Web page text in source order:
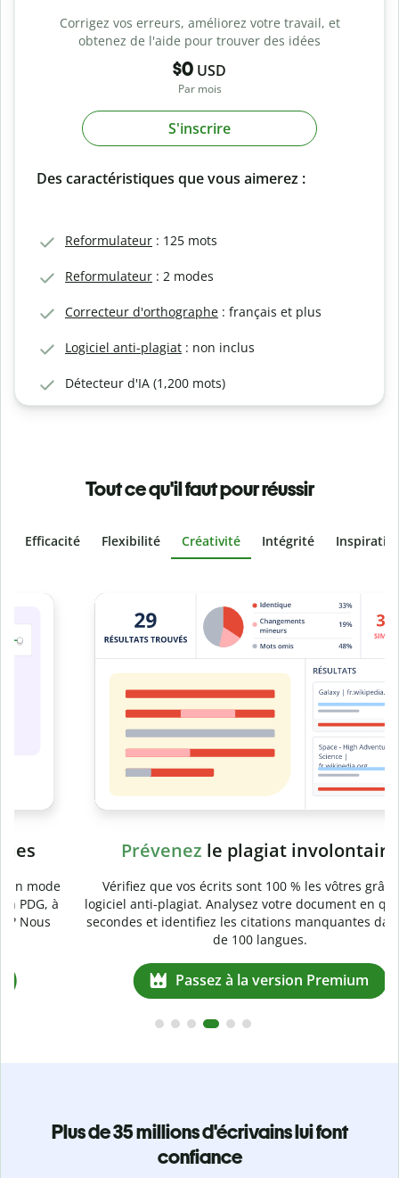
Corrigez vos erreurs, améliorez votre travail, et
obtenez de l'aide pour trouver des idées
$0 USD
Par mois
S'inscrire
Des caractéristiques que vous aimerez :
Reformulateur : 125 mots
Reformulateur : 2 modes
Correcteur d'orthographe : français et plus
Logiciel anti-plagiat : non inclus
Détecteur d'IA (1,200 mots)
Tout ce qu'il faut pour réussir
Efficacité Flexibilité Créativité Intégrité
Slide 4 of 6
Prévenezle plagiat involontaire
Vérifiez que vos écrits sont 100 % les vôtres grâce au
logiciel anti-plagiat. Analysez votre document en quelques
secondes et identifiez les citations manquantes dans plus
de 100 langues.
Passez à la version Premium
Plus de 35 millions d'écrivains lui font
confiance